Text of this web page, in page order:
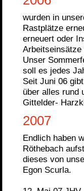
wurden in
Rastplätze
erneuert oder
Arbeitseinsätze
Unser
soll es jedes
Seit Juni 06
über alles rund
Gittelder-
2007
Endlich haben
Röthebach
dieses von
Egon Scurla.